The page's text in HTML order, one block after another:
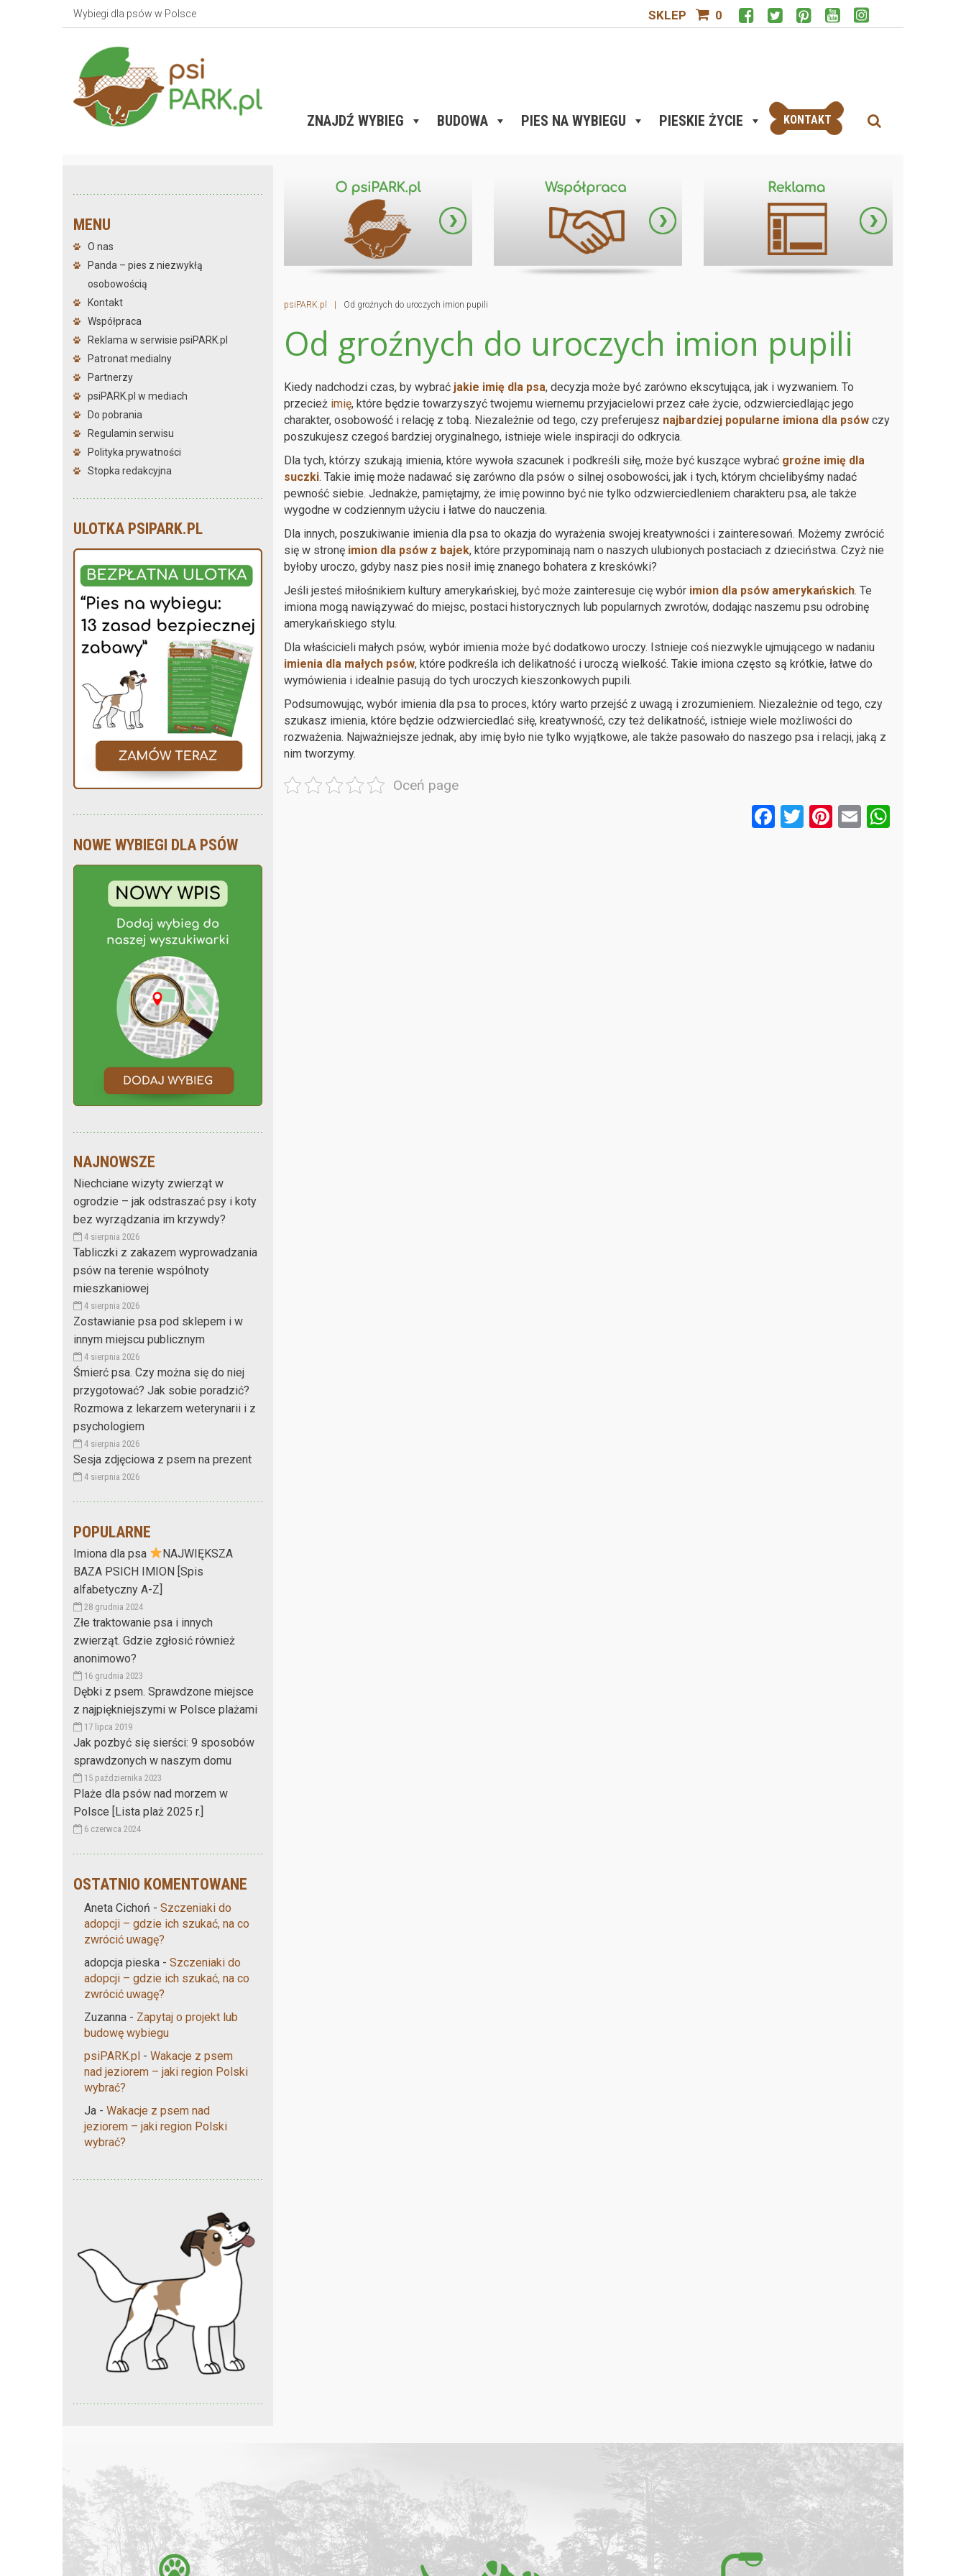
Wybiegi dla psów w Polsce SKLEP 0
ZNAJDŹ WYBIEG BUDOWA PIES NA WYBIEGU PIESKIE ŻYCIE KONTAKT
MENU
O nas
Panda – pies z niezwykłą
osobowością
Kontakt
Współpraca
Reklama w serwisie psiPARK.pl
Patronat medialny
Partnerzy
psiPARK.pl w mediach
Do pobrania
Regulamin serwisu
Polityka prywatności
Stopka redakcyjna
ULOTKA PSIPARK.PL
NOWE WYBIEGI DLA PSÓW
NAJNOWSZE
Niechciane wizyty zwierząt w
ogrodzie – jak odstraszać psy i koty
bez wyrządzania im krzywdy?
4 sierpnia 2026
Tabliczki z zakazem wyprowadzania
psów na terenie wspólnoty
mieszkaniowej
4 sierpnia 2026
Zostawianie psa pod sklepem i w
innym miejscu publicznym
4 sierpnia 2026
Śmierć psa. Czy można się do niej
przygotować? Jak sobie poradzić?
Rozmowa z lekarzem weterynarii i z
psychologiem
4 sierpnia 2026
Sesja zdjęciowa z psem na prezent
4 sierpnia 2026
POPULARNE
Imiona dla psa
NAJWIĘKSZA
BAZA PSICH IMION [Spis
alfabetyczny A-Z]
28 grudnia 2024
Złe traktowanie psa i innych
zwierząt. Gdzie zgłosić również
anonimowo?
16 grudnia 2023
Dębki z psem. Sprawdzone miejsce
z najpiękniejszymi w Polsce plażami
17 lipca 2019
Jak pozbyć się sierści: 9 sposobów
sprawdzonych w naszym domu
15 października 2023
Plaże dla psów nad morzem w
Polsce [Lista plaż 2025 r.]
6 czerwca 2024
OSTATNIO KOMENTOWANE
Aneta Cichoń - Szczeniaki do
adopcji – gdzie ich szukać, na co
zwrócić uwagę?
adopcja pieska - Szczeniaki do
adopcji – gdzie ich szukać, na co
zwrócić uwagę?
Zuzanna - Zapytaj o projekt lub
budowę wybiegu
psiPARK.pl - Wakacje z psem
nad jeziorem – jaki region Polski
wybrać?
Ja - Wakacje z psem nad
jeziorem – jaki region Polski
wybrać?
psiPARK.pl Od groźnych do uroczych imion pupili
Od groźnych do uroczych imion pupili
Kiedy nadchodzi czas, by wybrać jakie imię dla psa, decyzja może być zarówno ekscytująca, jak i wyzwaniem. To
przecież imię, które będzie towarzyszyć twojemu wiernemu przyjacielowi przez całe życie, odzwierciedlając jego
charakter, osobowość i relację z tobą. Niezależnie od tego, czy preferujesz najbardziej popularne imiona dla psówczy
poszukujesz czegoś bardziej oryginalnego, istnieje wiele inspiracji do odkrycia.
Dla tych, którzy szukają imienia, które wywoła szacunek i podkreśli siłę, może być kuszące wybrać groźne imię dla
suczki. Takie imię może nadawać się zarówno dla psów o silnej osobowości, jak i tych, którym chcielibyśmy nadać
pewność siebie. Jednakże, pamiętajmy, że imię powinno być nie tylko odzwierciedleniem charakteru psa, ale także
wygodne w codziennym użyciu i łatwe do nauczenia.
Dla innych, poszukiwanie imienia dla psa to okazja do wyrażenia swojej kreatywności i zainteresowań. Możemy zwrócić
się w stronę imion dla psów z bajek, które przypominają nam o naszych ulubionych postaciach z dzieciństwa. Czyż nie
byłoby uroczo, gdyby nasz pies nosił imię znanego bohatera z kreskówki?
Jeśli jesteś miłośnikiem kultury amerykańskiej, być może zainteresuje cię wybór imion dla psów amerykańskich. Te
imiona mogą nawiązywać do miejsc, postaci historycznych lub popularnych zwrotów, dodając naszemu psu odrobinę
amerykańskiego stylu.
Dla właścicieli małych psów, wybór imienia może być dodatkowo uroczy. Istnieje coś niezwykle ujmującego w nadaniu
imienia dla małych psów, które podkreśla ich delikatność i uroczą wielkość. Takie imiona często są krótkie, łatwe do
wymówienia i idealnie pasują do tych uroczych kieszonkowych pupili.
Podsumowując, wybór imienia dla psa to proces, który warto przejść z uwagą i zrozumieniem. Niezależnie od tego, czy
szukasz imienia, które będzie odzwierciedlać siłę, kreatywność, czy też delikatność, istnieje wiele możliwości do
rozważenia. Najważniejsze jednak, aby imię było nie tylko wyjątkowe, ale także pasowało do naszego psa i relacji, jaką z
nim tworzymy.
Oceń page
F T Pi E